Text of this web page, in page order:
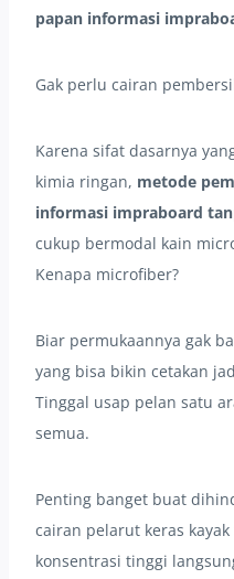
papan informasi
Gak perlu cairan
Karena sifat dasarnya
kimia ringan, metode
informasi impraboard
cukup bermodal kain
Kenapa microfiber?
Biar permukaannya gak
yang bisa bikin cetakan
Tinggal usap pelan satu
semua.
Penting banget buat
cairan pelarut keras kayak
konsentrasi tinggi